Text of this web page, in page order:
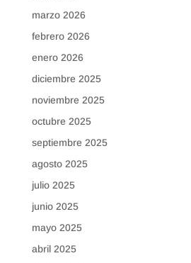
marzo 2026
febrero 2026
enero 2026
diciembre 2025
noviembre 2025
octubre 2025
septiembre 2025
agosto 2025
julio 2025
junio 2025
mayo 2025
abril 2025